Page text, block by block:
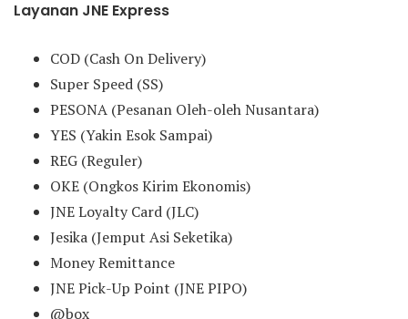
Layanan JNE Express
COD (Cash On Delivery)
Super Speed (SS)
PESONA (Pesanan Oleh-oleh Nusantara)
YES (Yakin Esok Sampai)
REG (Reguler)
OKE (Ongkos Kirim Ekonomis)
JNE Loyalty Card (JLC)
Jesika (Jemput Asi Seketika)
Money Remittance
JNE Pick-Up Point (JNE PIPO)
@box